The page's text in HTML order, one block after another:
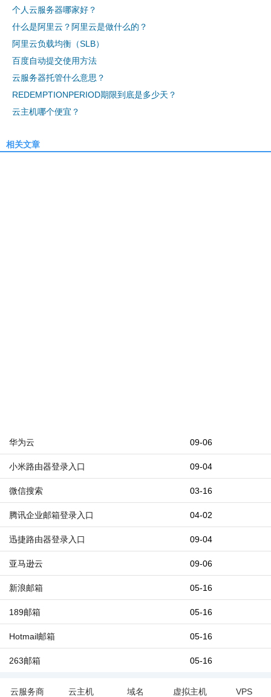
个人云服务器哪家好？
什么是阿里云？阿里云是做什么的？
阿里云负载均衡（SLB）
百度自动提交使用方法
云服务器托管什么意思？
REDEMPTIONPERIOD期限到底是多少天？
云主机哪个便宜？
相关文章
09-06
华为云
09-04
小米路由器登录入口
03-16
微信搜索
04-02
腾讯企业邮箱登录入口
09-04
迅捷路由器登录入口
09-06
亚马逊云
05-16
新浪邮箱
05-16
189邮箱
05-16
Hotmail邮箱
05-16
263邮箱
云服务商 云主机 域名 虚拟主机 VPS